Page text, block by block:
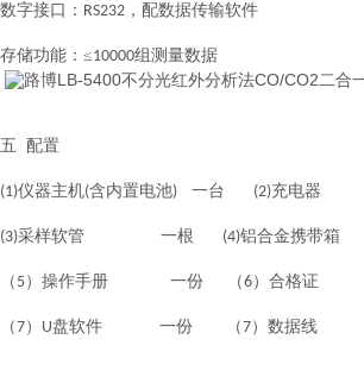
数字接口： RS232 ，配数据传输软件
存储功能：≤10000组测量数据
五 配置
(1)仪器主机(含内置电池) 一台 (2)充电器
(3)采样软管 一根 (4)铝合金携带
（ 5） 操作手册 一份 （6）合格证
（7） U盘软件 一份 （7）数据线